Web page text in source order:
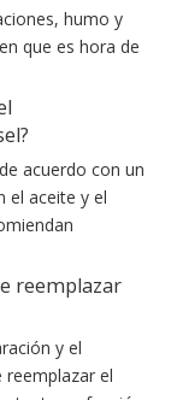
humo y
que es hora de
acuerdo con un
el aceite y el
reemplazar
y el
el